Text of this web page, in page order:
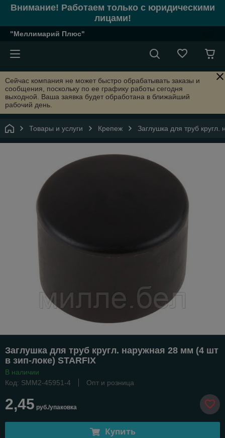
Внимание! Работаем только с юридическими
лицами!
"Меллимарий Плюс"
Сейчас компания не может быстро обрабатывать заказы и
сообщения, поскольку по ее графику работы сегодня
выходной. Ваша заявка будет обработана в ближайший
рабочий день.
Товары и услуги Крепеж Заглушка для труб
Заглушка для труб кругл. наружная 28 мм (4 шт
в зип-локе) STARFIX
В наличии
Код: SMM2-45951-4
Опт и розница
2,45 руб./упаковка
Купить